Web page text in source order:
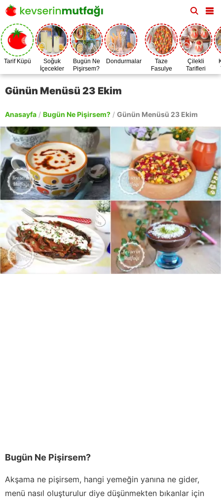
Tarif Küpü
Soğuk
İçecekler
Bugün Ne
Pişirsem?
Dondurmalar
Taze
Fasulye
Zamanı
Çilekli
Tarifleri
Günün Menüsü 23 Ekim
Anasayfa / Bugün Ne Pişirsem? / Günün Menüsü 23 Ekim
Bugün Ne Pişirsem?
Akşama ne pişirsem, hangi yemeğin yanına ne gider,
menü nasıl oluşturulur diye düşünmekten bıkanlar için